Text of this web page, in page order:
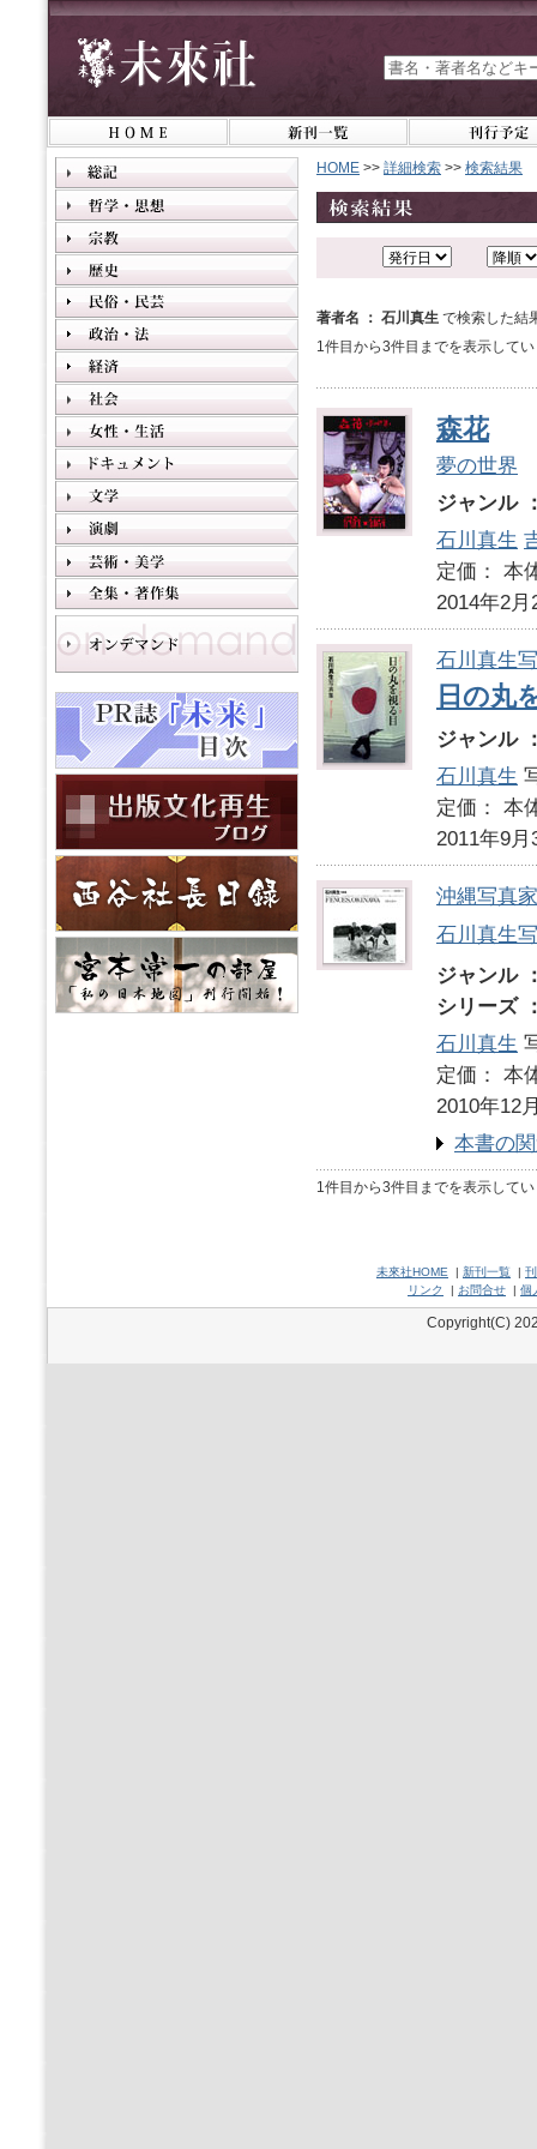
HOME >> 詳細検索 >> 検索結果
著者名 ： 石川真生 で検索した結
1件目から3件目までを表示して
森花
夢の世界
ジャンル
石川真生
定価：
2014年2月
石川真生
日の丸
ジャンル
石川真生
定価：
2011年9月
沖縄写真
石川真生
ジャンル
シリーズ
石川真生
定価：
2010年12
本書の
1件目から3件目までを表示して
未來社HOME | 新刊一覧 |
リンク
| お問合せ | 個
Copyright(C)